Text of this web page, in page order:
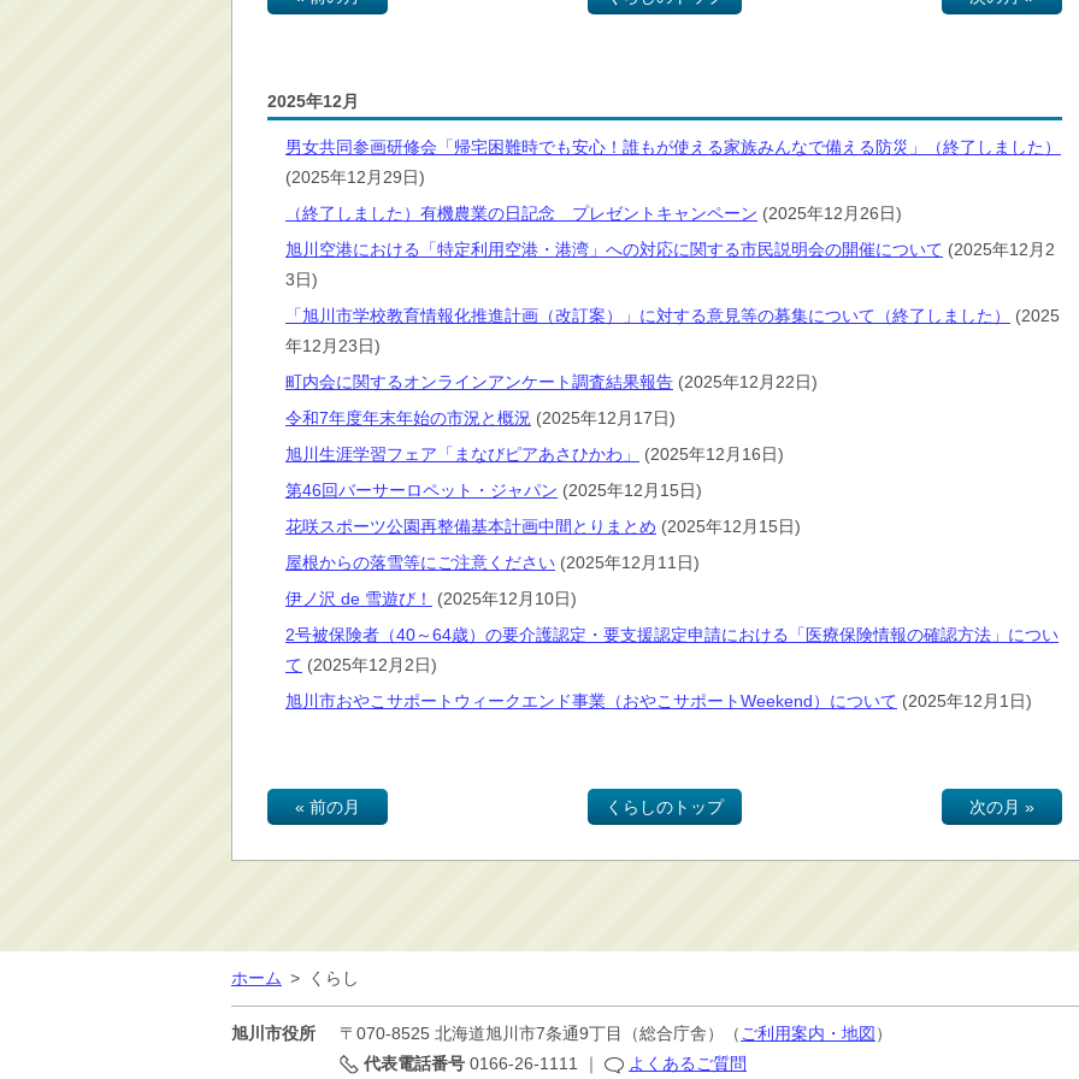
学ぶ・文化・スポーツ
産業・しごと・消費生
住宅・土地・都市計画
市民活動・参加・地域
水道・除雪・土木
公共交通・空港
市議会・選挙
その他
2025年12月
男女共同参画研修会「帰宅困難時でも安心！誰もが使える家族みんなで備える防災」（終了しました）
(2025年12月29日)
（終了しました）有機農業の日記念 プレゼントキャンペーン (2025年12月26日)
旭川空港における「特定利用空港・港湾」への対応に関する市民説明会の開催について (2025年12月2
3日)
「旭川市学校教育情報化推進計画（改訂案）」に対する意見等の募集について（終了しました）
(2025
年12月23日)
町内会に関するオンラインアンケート調査結果報告 (2025年12月22日)
令和7年度年末年始の市況と概況 (2025年12月17日)
旭川生涯学習フェア「まなびピアあさひかわ」
(2025年12月16日)
第46回バーサーロペット・ジャパン (2025年12月15日)
花咲スポーツ公園再整備基本計画中間とりまとめ (2025年12月15日)
屋根からの落雪等にご注意ください (2025年12月11日)
伊ノ沢 de 雪遊び！
(2025年12月10日)
2号被保険者（40～64歳）の要介護認定・要支援認定申請における「医療保険情報の確認方法」につい
て (2025年12月2日)
旭川市おやこサポートウィークエンド事業（おやこサポートWeekend）について (2025年12月1日)
« 前の月 くらしのトップ 次の月 »
ホーム > くらし
旭川市役所 〒070-8525 北海道旭川市7条通9丁目 （総合庁舎）（ ご利用案内・地図 ）
代表電話番号 0166-26-1111 ｜ よくあるご質問